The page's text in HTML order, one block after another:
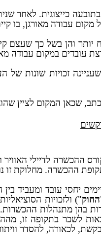
כייצוגית. לאחר
עבודה מאורגן, בו
יותר והן בשל כך
עובדים במקום עבודה
שעניינה זכויות
בכתב, שכאן המקום
ההכשרה לדיילי
ההכשרה. מחלוקת
יחסי עובד ומעביד
החוק") ולזכויות
בהן מתנהלות ההכשרות.
לשכר בתקופה זו,
לכאורה, להסדר